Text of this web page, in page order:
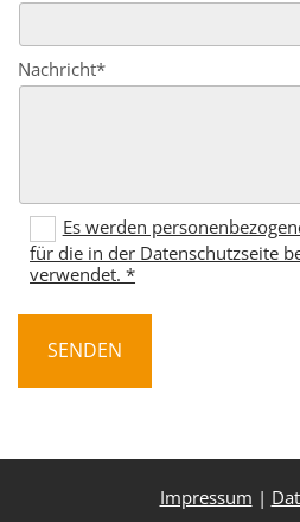
Nachricht*
Es werden
für die in der Datenschutzseite
verwendet. *
Impressum |